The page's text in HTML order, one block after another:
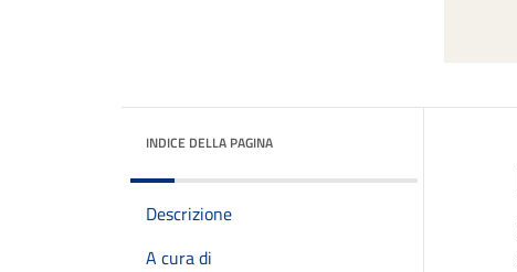
INDICE DELLA PAGINA
Descrizione
A cura di